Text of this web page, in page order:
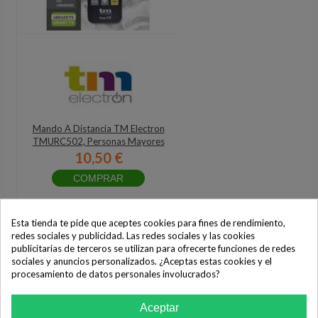
Mando A Distancia TM Electron
TMURC502, Personas Mayores
10,50 €
COMPRAR
Esta tienda te pide que aceptes cookies para fines de rendimiento,
redes sociales y publicidad. Las redes sociales y las cookies
publicitarias de terceros se utilizan para ofrecerte funciones de redes
sociales y anuncios personalizados. ¿Aceptas estas cookies y el
procesamiento de datos personales involucrados?
Aceptar